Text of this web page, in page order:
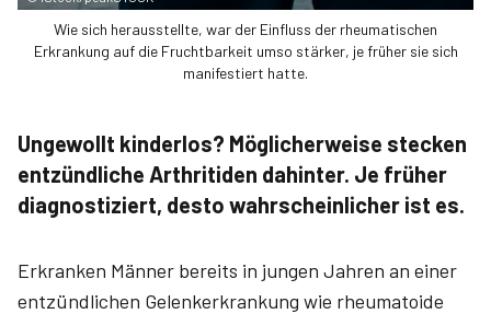
Wie sich herausstellte, war der Einfluss der rheumatischen
Erkrankung auf die Fruchtbarkeit umso stärker, je früher sie sich
manifestiert hatte.
Ungewollt kinderlos? Möglicherweise stecken
entzündliche Arthritiden dahinter. Je früher
diagnostiziert, desto wahrscheinlicher ist es.
Erkranken Männer bereits in jungen Jahren an einer
entzündlichen Gelenkerkrankung wie rheumatoide